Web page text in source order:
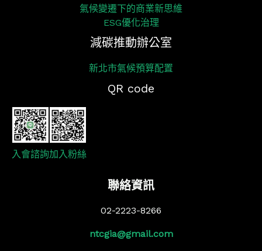
氣候變遷下的商業新思維
ESG優化治理
減碳推動辦公室
新北市氣候預算配置
QR code
入會諮詢加入粉絲
聯絡資訊
02-2223-8266
ntcgia@gmail.com